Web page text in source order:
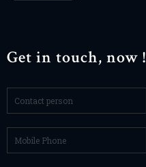
Get in touch, now !